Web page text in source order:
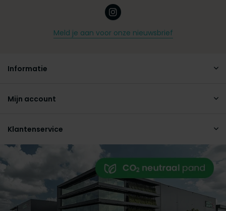
Meld je aan voor onze nieuwsbrief
Informatie
Mijn account
Klantenservice